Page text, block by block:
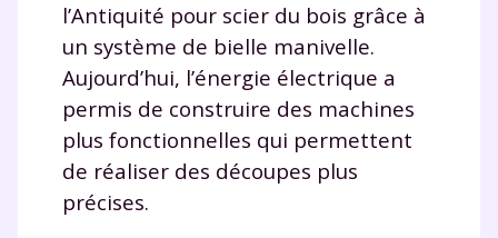
l’Antiquité pour scier du bois grâce à
un système de bielle manivelle.
Aujourd’hui, l’énergie électrique a
permis de construire des machines
plus fonctionnelles qui permettent
de réaliser des découpes plus
précises.